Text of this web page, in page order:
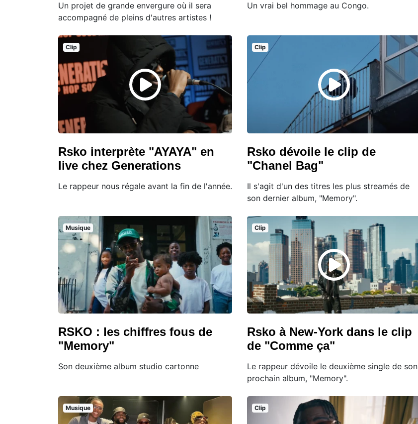
Un projet de grande envergure où il sera
accompagné de pleins d'autres artistes !
Un vrai bel hommage au Congo.
Clip
Rsko interprète "AYAYA" en
live chez Generations
Le rappeur nous régale avant la fin de l'année.
Clip
Rsko dévoile le clip de
"Chanel Bag"
Il s'agit d'un des titres les plus streamés de
son dernier album, "Memory".
Musique
RSKO : les chiffres fous de
"Memory"
Son deuxième album studio cartonne
Clip
Rsko à New-York dans le clip
de "Comme ça"
Le rappeur dévoile le deuxième single de son
prochain album, "Memory".
Musique Clip